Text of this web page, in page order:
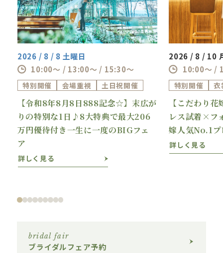
2026 / 8 / 8 土曜日
10:00～ / 13:00～ / 15:30～
特別開催 会場重視 土日祝開催
【令和8年8月8日888記念☆】末広が
りの特別な1日♪8大特典で最大206
万円優待付き一生に一度のBIGフェ
ア
詳しく見る
2026 / 8 / 10
10:00～ /
特別開催 衣
【こだわり
レス試着×フ
嫁人気No.1プ
詳しく見る
bridal fair
ブライダルフェア予約